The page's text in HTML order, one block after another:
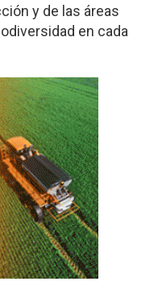
y de las áreas
en cada